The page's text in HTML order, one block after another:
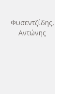
Φυσεντζίδης,
Αντώνης